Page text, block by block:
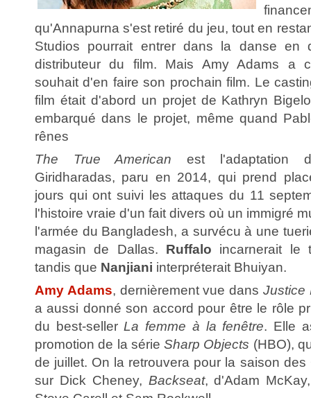
qu'Annapurna s'est retiré du jeu, tout en
Studios pourrait entrer dans la danse en
distributeur du film. Mais Amy Adams a
souhait d'en faire son prochain film. Le
film était d'abord un projet de Kathryn
embarqué dans le projet, même quand
rênes
The True American est l'adaptation
Giridharadas, paru en 2014, qui prend
jours qui ont suivi les attaques du 11
l'histoire vraie d'un fait divers où un immigré
l'armée du Bangladesh, a survécu à une
magasin de Dallas. Ruffalo incarnerait le
tandis que Nanjiani interpréterait Bhuiyan.
Amy Adams, dernièrement vue dans Justice
a aussi donné son accord pour être le rôle
du best-sellerLa femme à la fenêtre. Elle
promotion de la sérieSharp Objects (HBO),
de juillet. On la retrouvera pour la saison
sur Dick Cheney, Backseat, d'Adam